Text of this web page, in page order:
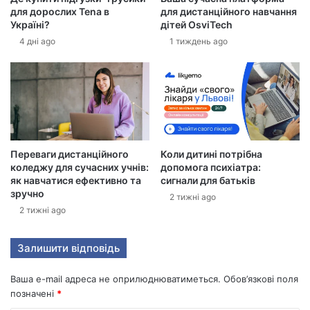
р
о
н
р
с
у
для дорослих Tena в
Україні?
4 дні ago
для дистанційного навчання
дітей OsviTech
1 тиждень ago
Переваги дистанційного
коледжу для сучасних учнів:
як навчатися ефективно та
зручно
2 тижні ago
Коли дитині потрібна
допомога психіатра:
сигнали для батьків
2 тижні ago
Залишити відповідь
Ваша e-mail адреса не оприлюднюватиметься. Обов’язкові поля
позначені *